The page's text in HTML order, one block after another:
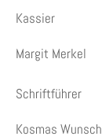
Kassier
Margit Merkel
Schriftführer
Kosmas Wunsch